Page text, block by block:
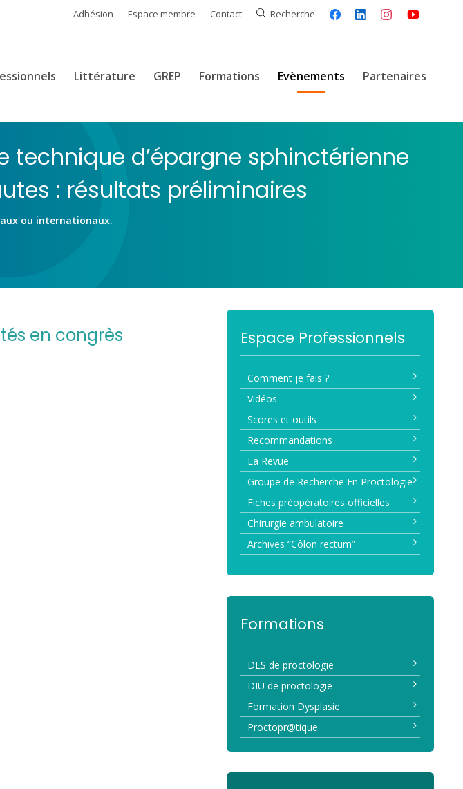
Adhésion Espace membre Contact Recherche
Littérature GREP Formations Evènements Partenaires
technique d’épargne sphinctérienne
: résultats préliminaires
ou internationaux.
en congrès
Espace Professionnels
Comment je fais ?
Vidéos
Scores et outils
Recommandations
La Revue
Groupe de Recherche En Proctologie
Fiches préopératoires officielles
Chirurgie ambulatoire
Archives “Côlon rectum”
Formations
DES de proctologie
DIU de proctologie
Formation Dysplasie
Proctopr@tique